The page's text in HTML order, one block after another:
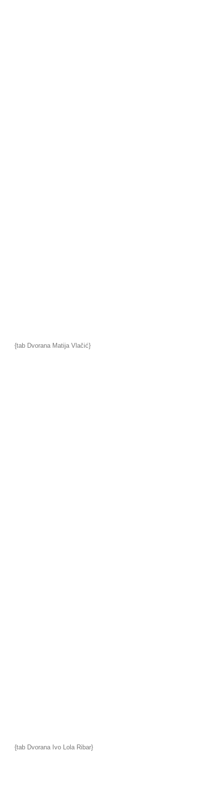
{tab Dvorana Matija Vlačić}
{tab Dvorana Ivo Lola Ribar}